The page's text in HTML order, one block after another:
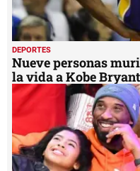
DEPORTES
Nueve personas
la vida a Kobe